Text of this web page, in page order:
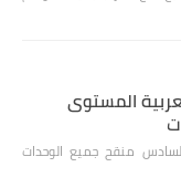
المستوى
منقح جميع الوحدات